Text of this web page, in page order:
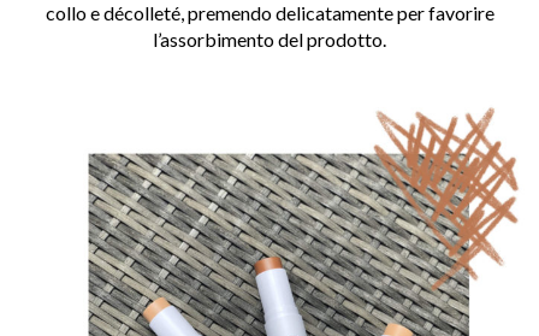
collo e décolleté, premendo delicatamente per favorire
l’assorbimento del prodotto.